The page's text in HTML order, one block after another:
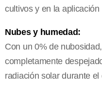
cultivos y en la
Nubes y humedad:
Con un 0% de
completamente
radiación solar durante